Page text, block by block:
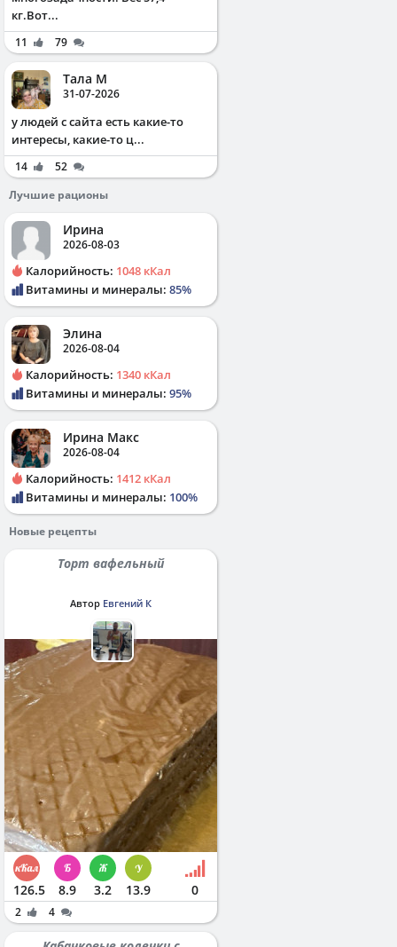
кг.Вот...
11 79
Тала М
31-07-2026
у людей с сайта есть какие-то
интересы, какие-то ц...
14
52
Лучшие рационы
Ирина
2026-08-03
Калорийность: 1048 кКал
Витамины и минералы: 85%
Элина
2026-08-04
Калорийность: 1340 кКал
Витамины и минералы: 95%
Ирина Макс
2026-08-04
Калорийность: 1412 кКал
Витамины и минералы: 100%
Новые рецепты
Торт вафельный
Автор Евгений К
126.5 8.9 3.2 13.9 0
2 4